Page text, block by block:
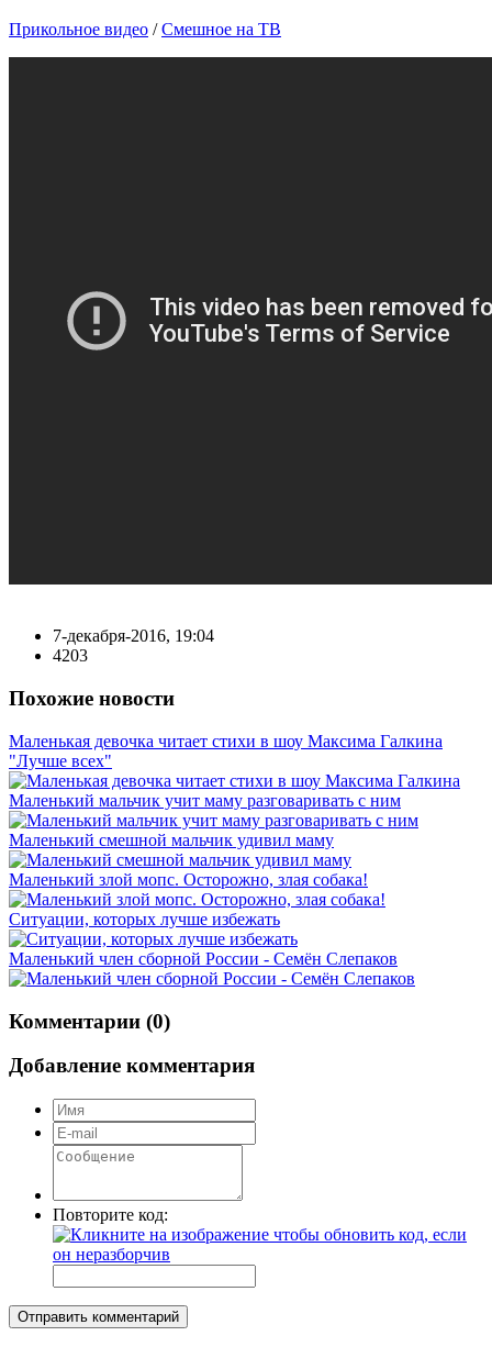
Прикольное видео /Смешное на ТВ
7-декабря-2016, 19:04
4203
Похожие новости
Маленькая девочка читает стихи в шоу Максима Галкина
"Лучше всех"
Маленький мальчик учит маму разговаривать с ним
Маленький смешной мальчик удивил маму
Маленький злой мопс. Осторожно, злая собака!
Ситуации, которых лучше избежать
Маленький член сборной России - Семён Слепаков
Комментарии (0)
Добавление комментария
Повторите код:
Отправить комментарий